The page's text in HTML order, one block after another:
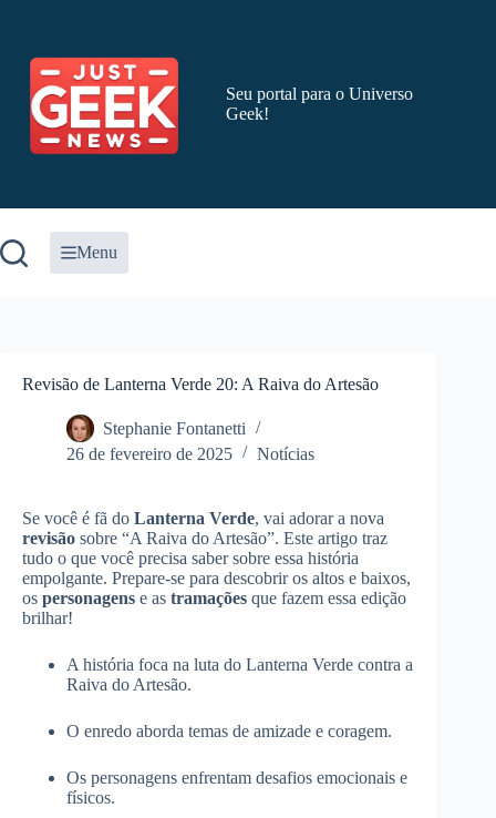
conteúdo
Seu portal para o Universo
Geek!
Menu
Revisão de Lanterna Verde 20: A Raiva do Artesão
Stephanie Fontanetti
26 de fevereiro de 2025
Notícias
Se você é fã do Lanterna Verde, vai adorar a nova
revisão sobre “A Raiva do Artesão”. Este artigo traz
tudo o que você precisa saber sobre essa história
empolgante. Prepare-se para descobrir os altos e baixos,
os personagens e as tramações que fazem essa edição
brilhar!
A história foca na luta do Lanterna Verde contra a
Raiva do Artesão.
O enredo aborda temas de amizade e coragem.
Os personagens enfrentam desafios emocionais e
físicos.